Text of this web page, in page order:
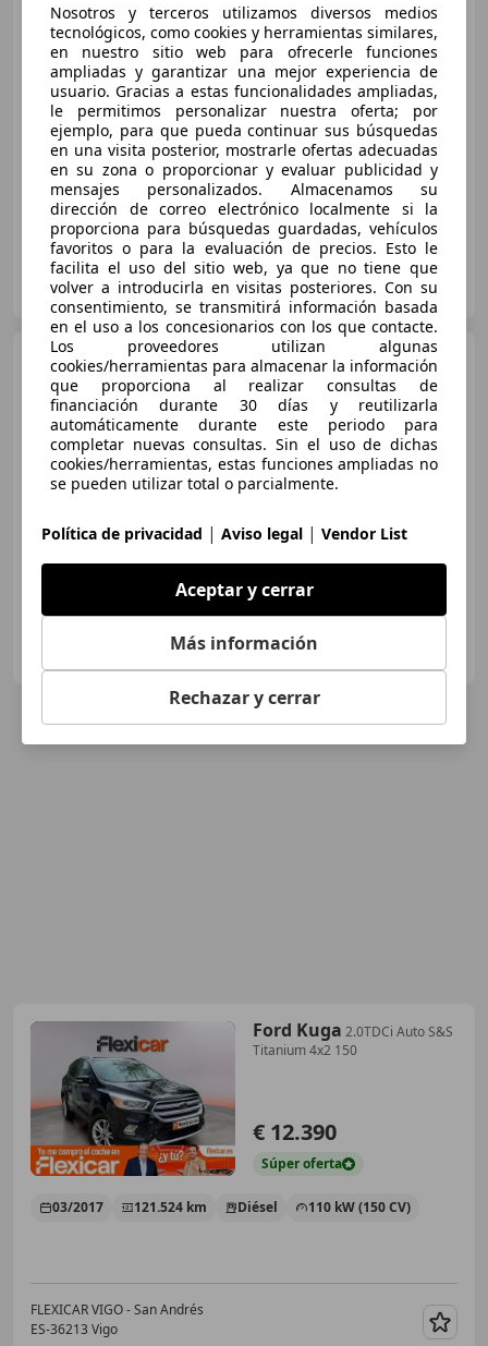
FHEV 140kW Auto
€ 28.700 1
Sincomparación
05/2024 27.900 km Gasolina 140 kW (190 CV)
GONZACAR, S.L.
ES-15890 SANTIAGO DE COMPOSTELA
Ford Kuga 1.5 EcoBlue ST-
Line FWD 120 Aut.
€ 17.490 1
Súperoferta
01/2024 36.677 km Diésel 88 kW (120 CV)
Ford Kuga 2.0TDCi Auto S&S
Titanium 4x2 150
€ 12.390
Súperoferta
03/2017 121.524 km Diésel 110 kW (150 CV)
FLEXICAR VIGO - San Andrés
ES-36213 Vigo
Nosotros y terceros utilizamos diversos medios
tecnológicos, como cookies y herramientas similares,
en nuestro sitio web para ofrecerle funciones
ampliadas y garantizar una mejor experiencia de
usuario. Gracias a estas funcionalidades ampliadas,
le permitimos personalizar nuestra oferta; por
ejemplo, para que pueda continuar sus búsquedas
en una visita posterior, mostrarle ofertas adecuadas
en su zona o proporcionar y evaluar publicidad y
mensajes personalizados. Almacenamos su
dirección de correo electrónico localmente si la
proporciona para búsquedas guardadas, vehículos
favoritos o para la evaluación de precios. Esto le
facilita el uso del sitio web, ya que no tiene que
volver a introducirla en visitas posteriores. Con su
consentimiento, se transmitirá información basada
en el uso a los concesionarios con los que contacte.
Los proveedores utilizan algunas
cookies/herramientas para almacenar la información
que proporciona al realizar consultas de
financiación durante 30 días y reutilizarla
automáticamente durante este periodo para
completar nuevas consultas. Sin el uso de dichas
cookies/herramientas, estas funciones ampliadas no
se pueden utilizar total o parcialmente.
Política de privacidad | Aviso legal | Vendor List
Aceptar y cerrar
Más información
Rechazar y cerrar